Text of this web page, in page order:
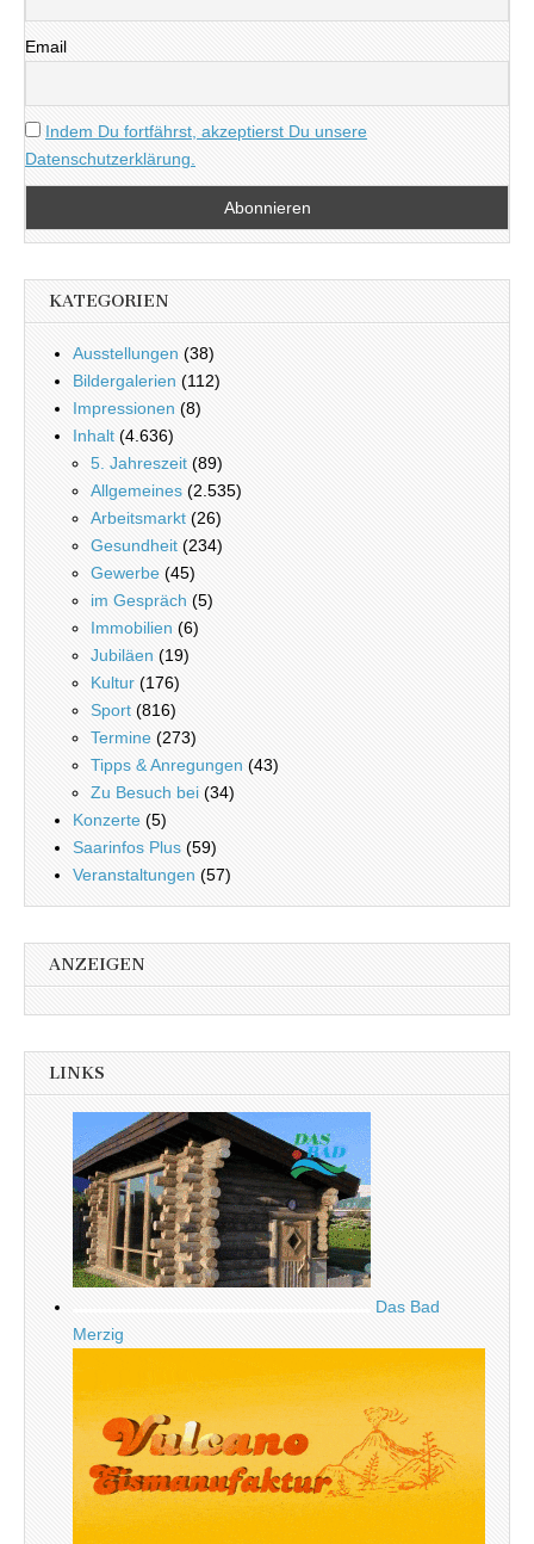
Email
Indem Du fortfährst, akzeptierst Du unsere
Datenschutzerklärung.
KATEGORIEN
Ausstellungen (38)
Bildergalerien (112)
Impressionen (8)
Inhalt (4.636)
5. Jahreszeit (89)
Allgemeines (2.535)
Arbeitsmarkt (26)
Gesundheit (234)
Gewerbe (45)
im Gespräch (5)
Immobilien (6)
Jubiläen (19)
Kultur (176)
Sport (816)
Termine (273)
Tipps & Anregungen (43)
Zu Besuch bei (34)
Konzerte (5)
Saarinfos Plus (59)
Veranstaltungen (57)
ANZEIGEN
LINKS
Das Bad
Merzig